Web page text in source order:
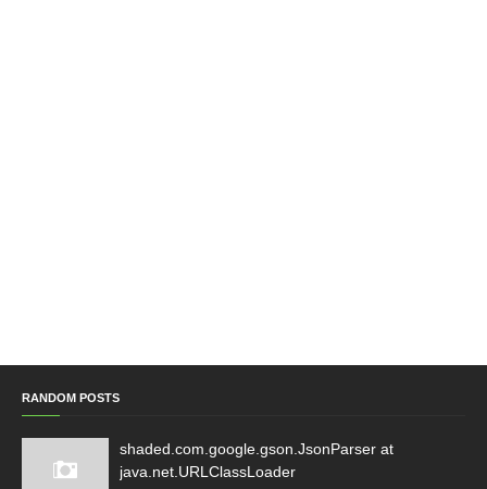
RANDOM POSTS
shaded.com.google.gson.JsonParser at
java.net.URLClassLoader